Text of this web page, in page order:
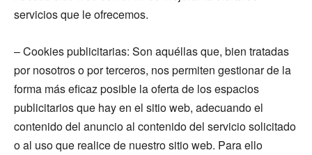
servicios que le ofrecemos.
– Cookies publicitarias: Son aquéllas que, bien tratadas
por nosotros o por terceros, nos permiten gestionar de la
forma más eficaz posible la oferta de los espacios
publicitarios que hay en el sitio web, adecuando el
contenido del anuncio al contenido del servicio solicitado
o al uso que realice de nuestro sitio web. Para ello